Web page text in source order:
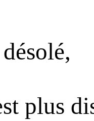
plus